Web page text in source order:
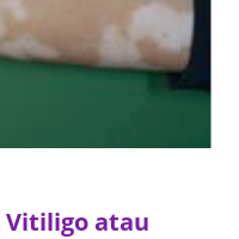
Vitiligo atau